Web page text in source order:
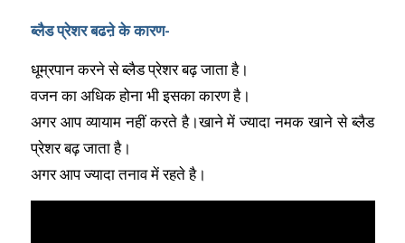
ब्लैड प्रेशर बढऩे के कारण-
धूम्रपान करने से ब्लैड प्रेशर बढ़ जाता है।
वजन का अधिक होना भी इसका कारण है।
अगर आप व्यायाम नहीं करते है।खाने में ज्यादा नमक खाने से ब्लैड
प्रेशर बढ़ जाता है।
अगर आप ज्यादा तनाव में रहते है।